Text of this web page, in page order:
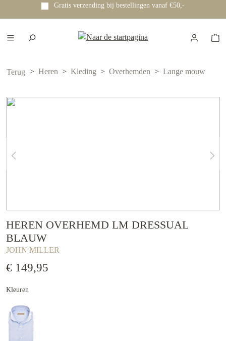
hoofdinhoud
Gratis verzending bij bestellingen vanaf €50,-
Terug Heren Kleding Overhemden Lange mouw
HEREN OVERHEMD LM DRESSUAL
BLAUW
JOHN MILLER
€ 149,95
Kleuren